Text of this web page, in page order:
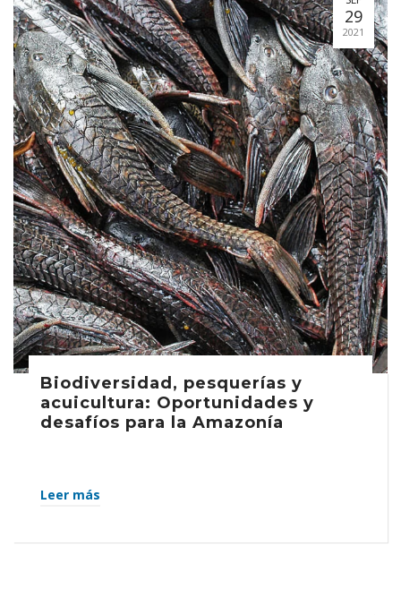
29
2021
Biodiversidad, pesquerías y
acuicultura: Oportunidades y
desafíos para la Amazonía
Leer más